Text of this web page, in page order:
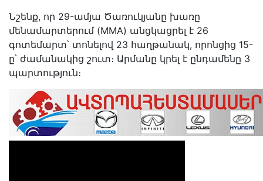
​Նշենք, որ 29-ամյա Ծառուկյանը խառը
մենամարտերում (MMA) անցկացրել է 26
գոտեմարտ՝ տոնելով 23 հաղթանակ, որոնցից 15-
ը՝ ժամանակից շուտ։ Արմանը կրել է ընդամենը 3
պարտություն։